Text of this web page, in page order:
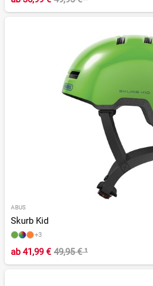
ABUS
Skurb Kid
+3
ab41,99 € 49,95 €¹